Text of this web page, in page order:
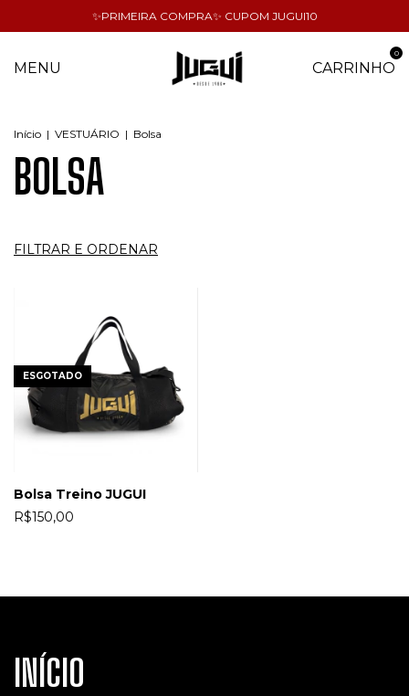
✨PRIMEIRA COMPRA✨ CUPOM JUGUI10
MENU CARRINHO
0
Início | VESTUÁRIO | Bolsa
BOLSA
FILTRAR E ORDENAR
ESGOTADO
Bolsa Treino JUGUI
R$150,00
INÍCIO